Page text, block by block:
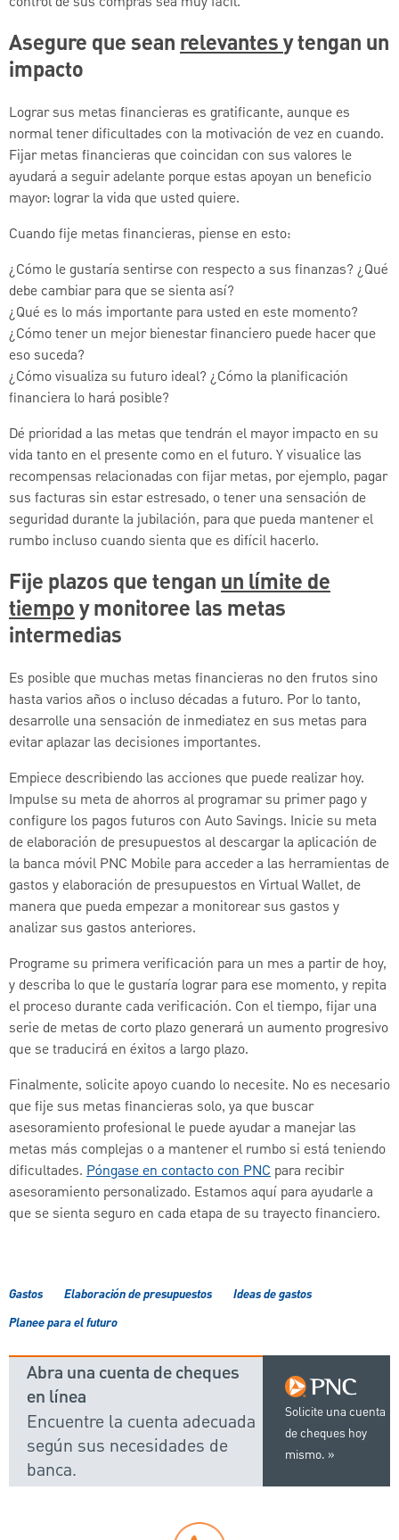
Asegure que seanrelevantesy tengan un
impacto
Lograr sus metas financieras es gratificante, aunque es
normal tener dificultades con la motivación de vez en cuando.
Fijar metas financieras que coincidan con sus valores le
ayudará a seguir adelante porque estas apoyan un beneficio
mayor: lograr la vida que usted quiere.
Cuando fije metas financieras, piense en esto:
¿Cómo le gustaría sentirse con respecto a sus finanzas? ¿Qué
debe cambiar para que se sienta así?
¿Qué es lo más importante para usted en este momento?
¿Cómo tener un mejor bienestar financiero puede hacer que
eso suceda?
¿Cómo visualiza su futuro ideal? ¿Cómo la planificación
financiera lo hará posible?
Dé prioridad a las metas que tendrán el mayor impacto en su
vida tanto en el presente como en el futuro. Y visualice las
recompensas relacionadas con fijar metas, por ejemplo, pagar
sus facturas sin estar estresado, o tener una sensación de
seguridad durante la jubilación, para que pueda mantener el
rumbo incluso cuando sienta que es difícil hacerlo.
Fije plazos que tenganun límite de
tiempoy monitoree las metas
intermedias
Es posible que muchas metas financieras no den frutos sino
hasta varios años o incluso décadas a futuro. Por lo tanto,
desarrolle una sensación de inmediatez en sus metas para
evitar aplazar las decisiones importantes.
Empiece describiendo las acciones que puede realizar hoy.
Impulse su meta de ahorros al programar su primer pago y
configure los pagos futuros con Auto Savings. Inicie su meta
de elaboración de presupuestos al descargar la aplicación de
la banca móvil PNC Mobile para acceder a las herramientas de
gastos y elaboración de presupuestos en Virtual Wallet, de
manera que pueda empezar a monitorear sus gastos y
analizar sus gastos anteriores.
Programe su primera verificación para un mes a partir de hoy,
y describa lo que le gustaría lograr para ese momento, y repita
el proceso durante cada verificación. Con el tiempo, fijar una
serie de metas de corto plazo generará un aumento progresivo
que se traducirá en éxitos a largo plazo.
Finalmente, solicite apoyo cuando lo necesite. No es necesario
que fije sus metas financieras solo, ya que buscar
asesoramiento profesional le puede ayudar a manejar las
metas más complejas o a mantener el rumbo si está teniendo
dificultades. Póngase en contacto con PNC para recibir
asesoramiento personalizado. Estamos aquí para ayudarle a
que se sienta seguro en cada etapa de su trayecto financiero.
Gastos Elaboración de presupuestos
Ideas de gastos
Planee para el futuro
Solicite una cuenta
de cheques hoy
mismo.
Abra una cuenta de cheques
en línea
Encuentre la cuenta adecuada
según sus necesidades de
banca.